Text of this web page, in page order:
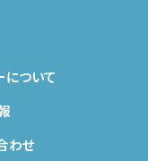
について
わせ